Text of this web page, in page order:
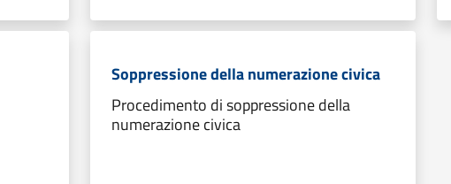
Soppressione della numerazione civica
Procedimento di soppressione della
numerazione civica